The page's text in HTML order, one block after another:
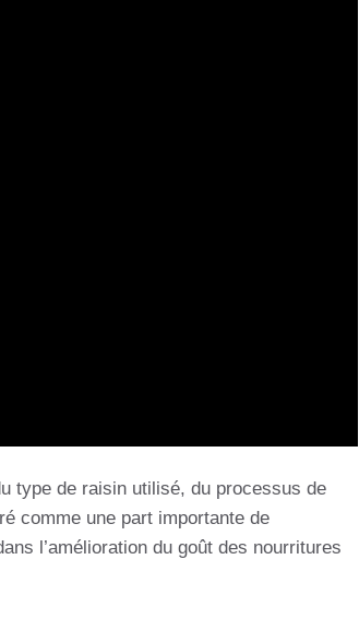
type de raisin utilisé, du processus de
comme une part importante de
l’amélioration du goût des nourritures